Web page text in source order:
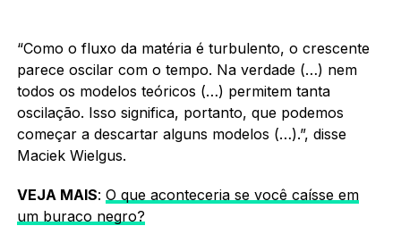
“Como o fluxo da matéria é turbulento, o crescente
parece oscilar com o tempo. Na verdade (…) nem
todos os modelos teóricos (…) permitem tanta
oscilação. Isso significa, portanto, que podemos
começar a descartar alguns modelos (…).”, disse
Maciek Wielgus.
VEJA MAIS: O que aconteceria se você caísse em
um buraco negro?